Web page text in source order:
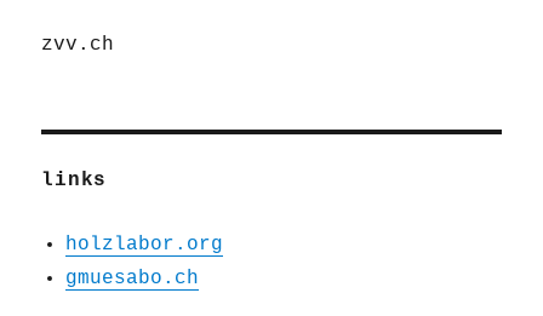
zvv.ch
links
holzlabor.org
gmuesabo.ch